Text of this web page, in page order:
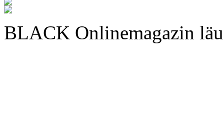
BLACK Onlinemagazin